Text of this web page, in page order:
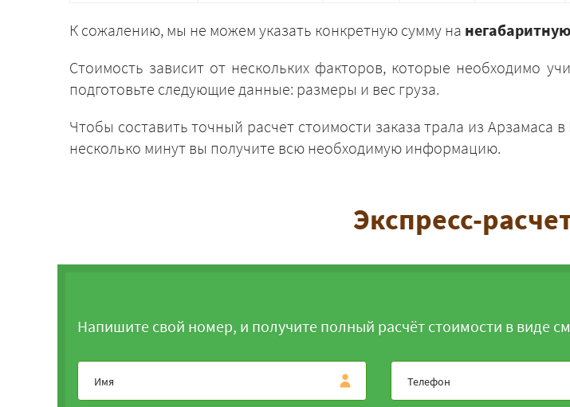
К сожалению, мы не можем указать конкретную сумму на
Стоимость зависит от нескольких факторов, которые необходимо
подготовьте следующие данные: размеры и вес груза.
Чтобы составить точный расчет стоимости заказа трала из
несколько минут вы получите всю необходимую информацию.
Экспресс-
Напишите свой номер, и получите полный расчёт стоимости в виде